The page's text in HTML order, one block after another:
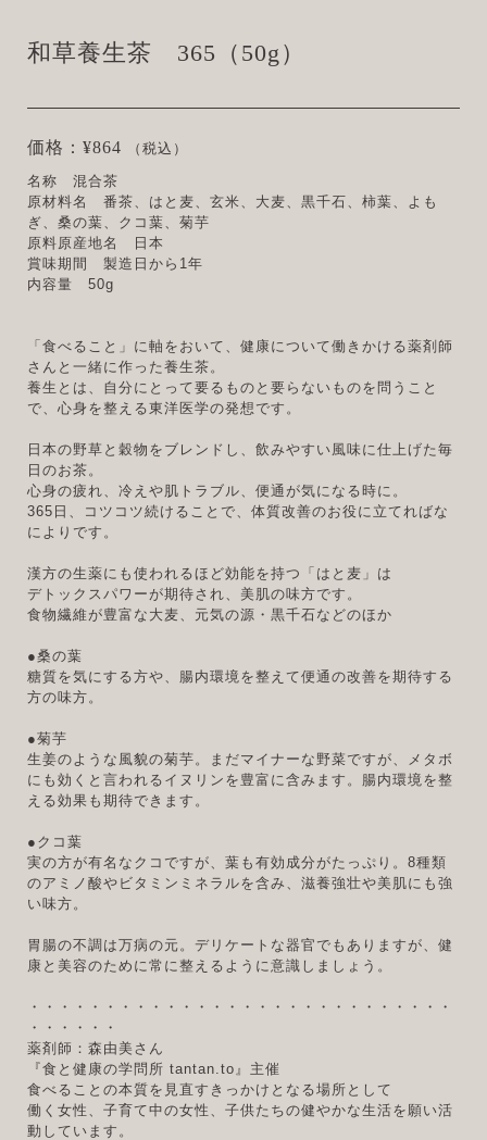
和草養生茶 365（50g）
価格：¥864
（税込）
名称 混合茶
原材料名 番茶、はと麦、玄米、大麦、黒千石、柿葉、よも
ぎ、桑の葉、クコ葉、菊芋
原料原産地名 日本
賞味期間 製造日から1年
内容量 50g
「食べること」に軸をおいて、健康について働きかける薬剤師
さんと一緒に作った養生茶。
養生とは、自分にとって要るものと要らないものを問うこと
で、心身を整える東洋医学の発想です。
日本の野草と穀物をブレンドし、飲みやすい風味に仕上げた毎
日のお茶。
心身の疲れ、冷えや肌トラブル、便通が気になる時に。
365日、コツコツ続けることで、体質改善のお役に立てればな
によりです。
漢方の生薬にも使われるほど効能を持つ「はと麦」は
デトックスパワーが期待され、美肌の味方です。
食物繊維が豊富な大麦、元気の源・黒千石などのほか
●桑の葉
糖質を気にする方や、腸内環境を整えて便通の改善を期待する
方の味方。
●菊芋
生姜のような風貌の菊芋。まだマイナーな野菜ですが、メタボ
にも効くと言われるイヌリンを豊富に含みます。腸内環境を整
える効果も期待できます。
●クコ葉
実の方が有名なクコですが、葉も有効成分がたっぷり。8種類
のアミノ酸やビタミンミネラルを含み、滋養強壮や美肌にも強
い味方。
胃腸の不調は万病の元。デリケートな器官でもありますが、健
康と美容のために常に整えるように意識しましょう。
・・・・・・・・・・・・・・・・・・・・・・・・・・・・
・・・・・・
薬剤師：森由美さん
『食と健康の学問所 tantan.to』主催
食べることの本質を見直すきっかけとなる場所として
働く女性、子育て中の女性、子供たちの健やかな生活を願い活
動しています。